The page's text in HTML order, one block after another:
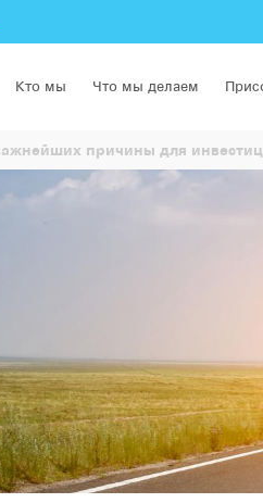
Кто мы Что мы делаем
причины для